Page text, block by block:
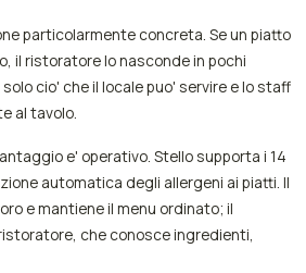
particolarmente concreta. Se un piatto
il ristoratore lo nasconde in pochi
cio' che il locale puo' servire e lo staff
al tavolo.
e' operativo. Stello supporta i 14
automatica degli allergeni ai piatti. Il
e mantiene il menu ordinato; il
che conosce ingredienti,